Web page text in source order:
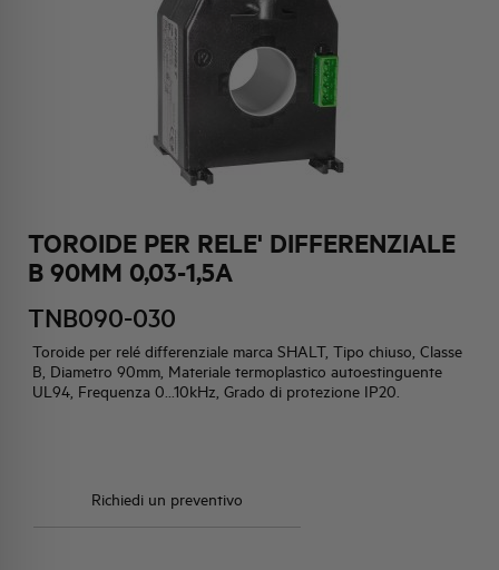
TOROIDE PER RELE' DIFFERENZIALE
B 90MM 0,03-1,5A
TNB090-030
Toroide per relé differenziale marca SHALT, Tipo chiuso, Classe
B, Diametro 90mm, Materiale termoplastico autoestinguente
UL94, Frequenza 0...10kHz, Grado di protezione IP20.
Richiedi un preventivo
ATTIVITÀ E MERCATI
IMPEGNO SOCIALE